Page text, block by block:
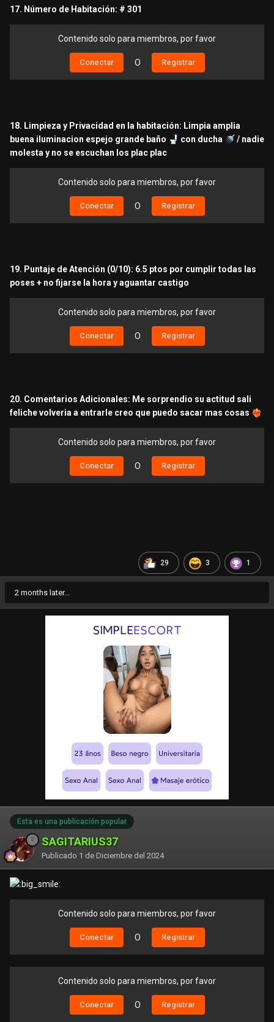
17. Número de Habitación: # 301
Contenido solo para miembros, por favor
Conectar O Registrar
18. Limpieza y Privacidad en la habitación: Limpia amplia
buena iluminacion espejo grande baño 🚽 con ducha 🚿/ nadie
molesta y no se escuchan los plac plac
Contenido solo para miembros, por favor
Conectar O Registrar
19. Puntaje de Atención (0/10): 6.5 ptos por cumplir todas las
poses + no fijarse la hora y aguantar castigo
Contenido solo para miembros, por favor
Conectar O Registrar
20. Comentarios Adicionales: Me sorprendio su actitud sali
feliche volveria a entrarle creo que puedo sacar mas cosas ❤️‍🔥
Contenido solo para miembros, por favor
Conectar O Registrar
29 3 1
2 months later...
Esta es una publicación popular
SAGITARIUS37
Publicado 1 de Diciembre del 2024
Contenido solo para miembros, por favor
Conectar O Registrar
Contenido solo para miembros, por favor
Conectar O Registrar